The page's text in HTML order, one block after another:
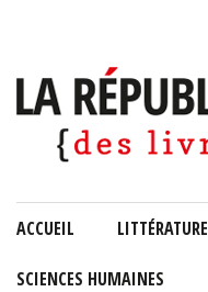
ACCUEIL LITTÉRATURE
SCIENCES HUMAINES